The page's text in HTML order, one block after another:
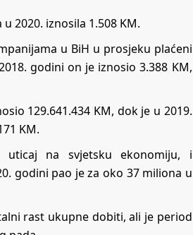
2020. iznosila 1.508 KM.
u BiH u prosjeku plaćeni
godini on je iznosio 3.388 KM,
129.641.434 KM, dok je u 2019.
KM.
uticaj na svjetsku ekonomiju, i
godini pao je za oko 37 miliona u
rast ukupne dobiti, ali je period